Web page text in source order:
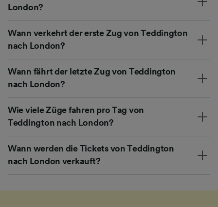
London?
Wann verkehrt der erste Zug von Teddington
nach London?
Wann fährt der letzte Zug von Teddington
nach London?
Wie viele Züge fahren pro Tag von
Teddington nach London?
Wann werden die Tickets von Teddington
nach London verkauft?